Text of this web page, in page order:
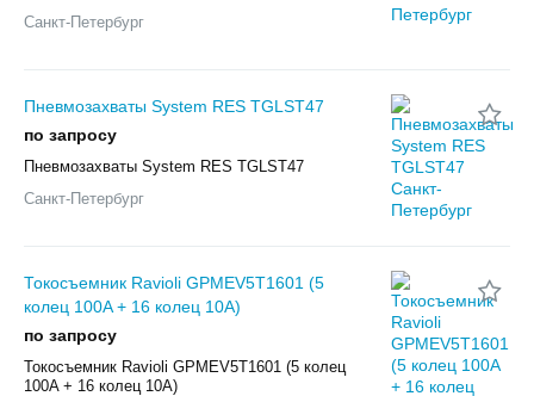
Санкт-Петербург
Пневмозахваты System RES TGLST47
по запросу
Пневмозахваты System RES TGLST47
Санкт-Петербург
Токосъемник Ravioli GPMEV5T1601 (5
колец 100A + 16 колец 10A)
по запросу
Токосъемник Ravioli GPMEV5T1601 (5 колец
100A + 16 колец 10A)